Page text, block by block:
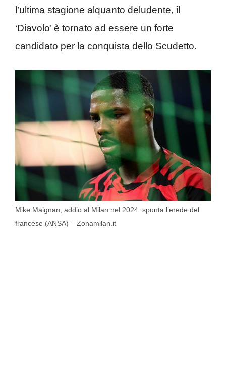
l’ultima stagione alquanto deludente, il
‘Diavolo’ è tornato ad essere un forte
candidato per la conquista dello Scudetto.
Mike Maignan, addio al Milan nel 2024: spunta l’erede del
francese (ANSA) – Zonamilan.it